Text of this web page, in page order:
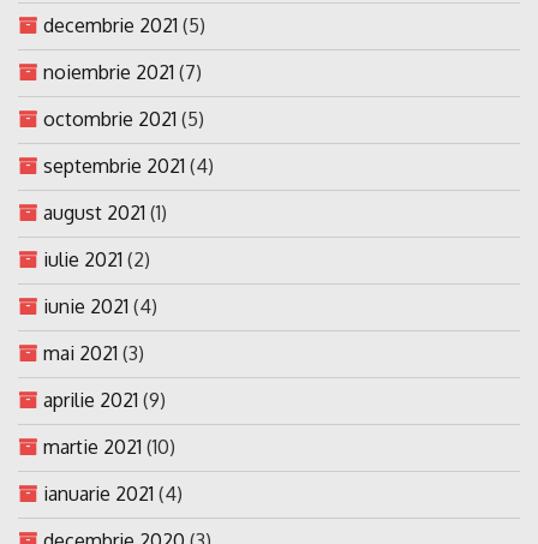
decembrie 2021 (5)
noiembrie 2021 (7)
octombrie 2021 (5)
septembrie 2021 (4)
august 2021 (1)
iulie 2021 (2)
iunie 2021 (4)
mai 2021 (3)
aprilie 2021 (9)
martie 2021 (10)
ianuarie 2021 (4)